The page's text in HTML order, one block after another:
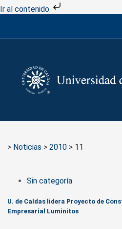
Ir al contenido
> Noticias > 2010 > 11
Sin categoría
U. de Caldas lidera Proyecto de
Empresarial Luminitos